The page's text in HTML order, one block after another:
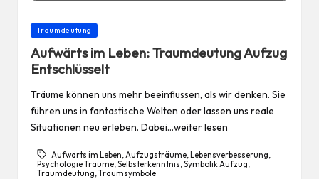
Posted
Traumdeutung
Aufwärts im Leben: Traumdeutung Aufzug
Entschlüsselt
Träume können uns mehr beeinflussen, als wir denken. Sie
führen uns in fantastische Welten oder lassen uns reale
Situationen neu erleben. Dabei…weiter lesen
Tags:
Aufwärts im Leben Aufzugsträume, Lebensverbesserung
Psychologie Träume, Selbsterkenntnis Symbolik Aufzug
Traumdeutung Traumsymbole